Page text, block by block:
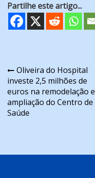
Partilhe este artigo...
Navegação
de
artigos
Oliveira do Hospital
investe 2,5 milhões de
euros na remodelação e
ampliação do Centro de
Saúde